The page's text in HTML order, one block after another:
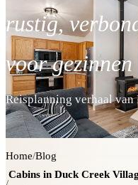
rustig,
voor gezinnen
Reisplanning verhaal
Home/Blog
Cabins in Duck Creek